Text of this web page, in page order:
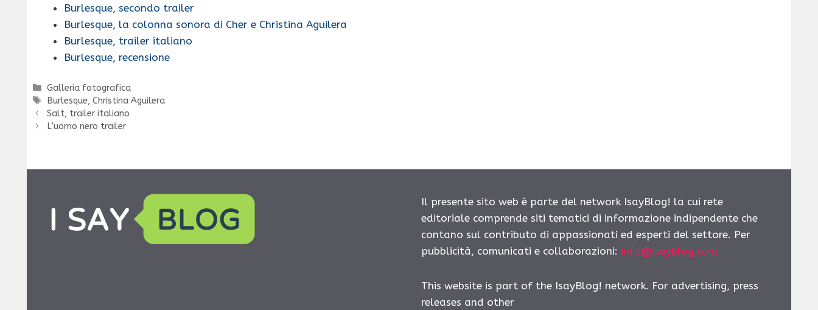
Burlesque, secondo trailer
Burlesque, la colonna sonora di Cher e Christina Aguilera
Burlesque, trailer italiano
Burlesque, recensione
Categorie
Galleria fotografica
Tag
Burlesque,Christina Aguilera
Salt, trailer italiano
L’uomo nero trailer
Il presente sito web è parte del network IsayBlog! la cui rete
editoriale comprende siti tematici di informazione indipendente che
contano sul contributo di appassionati ed esperti del settore. Per
pubblicità, comunicati e collaborazioni: info@isayblog.com
This website is part of the IsayBlog! network. For advertising, press
releases and other